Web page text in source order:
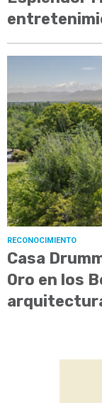
RECONOCIMIENTO
Casa
Oro en los